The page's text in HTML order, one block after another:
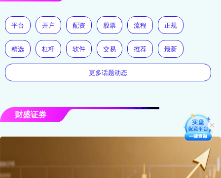
平台 开户 配资 股票 流程 正规
精选 杠杆 软件 交易 推荐 最新
更多话题动态
财盛证券